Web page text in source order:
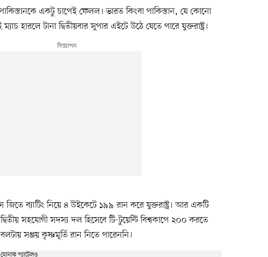
একটু চাপেই ফেলল। ভারত কিংবা পাকিস্তান, যে কোনো
হারলে টানা দ্বিতীয়বার সুপার এইটে উঠে যেতে পারে যুক্তরাষ্ট্র।
জিতে ব্যাটিং নিয়ে ৪ উইকেটে ১৯৯ রান করে যুক্তরাষ্ট্র। আর একটি
সহযোগী সদস্য দল হিসেবে টি-টুয়েন্টি বিশ্বকাপে ২০০ করতে
সঞ্জয় কৃষ্ণমূর্তি রান নিতে পারেননি।